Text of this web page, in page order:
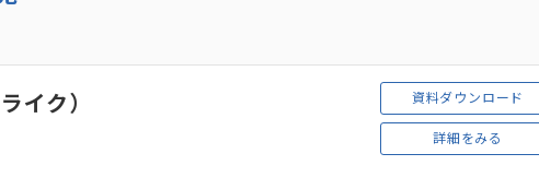
イク） 資料ダウンロード
詳細をみる